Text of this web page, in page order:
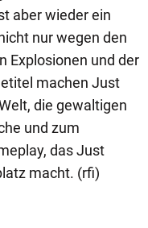
aber wieder ein
nur wegen den
Explosionen und der
machen Just
die gewaltigen
und zum
das Just
macht. (rfi)